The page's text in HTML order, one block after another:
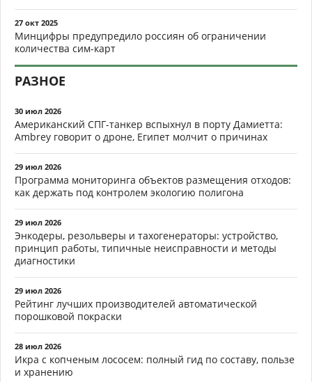
27 окт 2025
Минцифры предупредило россиян об ограничении
количества сим-карт
РАЗНОЕ
30 июл 2026
Американский СПГ-танкер вспыхнул в порту Дамиетта:
Ambrey говорит о дроне, Египет молчит о причинах
29 июл 2026
Программа мониторинга объектов размещения отходов:
как держать под контролем экологию полигона
29 июл 2026
Энкодеры, резольверы и тахогенераторы: устройство,
принцип работы, типичные неисправности и методы
диагностики
29 июл 2026
Рейтинг лучших производителей автоматической
порошковой покраски
28 июл 2026
Икра с копченым лососем: полный гид по составу, пользе
и хранению